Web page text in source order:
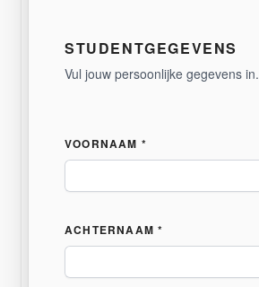
STUDENTGEGEVENS
Vul jouw persoonlijke gegevens in.
VOORNAAM *
ACHTERNAAM *